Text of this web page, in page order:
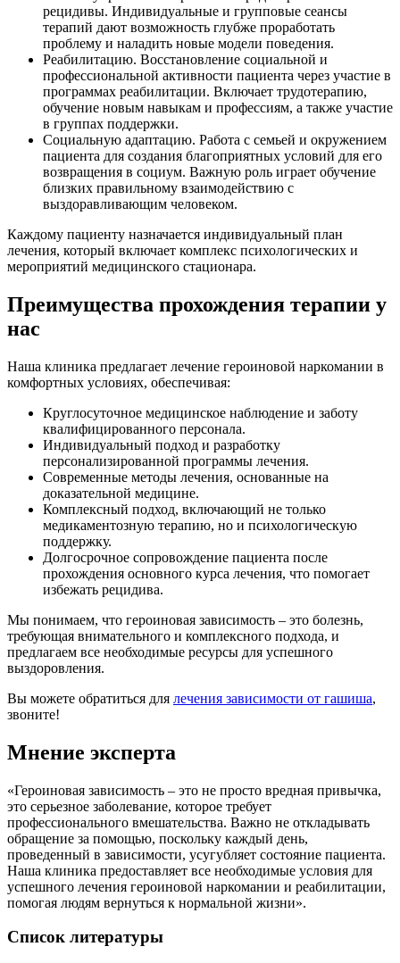
рецидивы. Индивидуальные и групповые сеансы
терапий дают возможность глубже проработать
проблему и наладить новые модели поведения.
Реабилитацию. Восстановление социальной и
профессиональной активности пациента через участие в
программах реабилитации. Включает трудотерапию,
обучение новым навыкам и профессиям, а также участие
в группах поддержки.
Социальную адаптацию. Работа с семьей и окружением
пациента для создания благоприятных условий для его
возвращения в социум. Важную роль играет обучение
близких правильному взаимодействию с
выздоравливающим человеком.
Каждому пациенту назначается индивидуальный план
лечения, который включает комплекс психологических и
мероприятий медицинского стационара.
Преимущества прохождения терапии у
нас
Наша клиника предлагает лечение героиновой наркомании в
комфортных условиях, обеспечивая:
Круглосуточное медицинское наблюдение и заботу
квалифицированного персонала.
Индивидуальный подход и разработку
персонализированной программы лечения.
Современные методы лечения, основанные на
доказательной медицине.
Комплексный подход, включающий не только
медикаментозную терапию, но и психологическую
поддержку.
Долгосрочное сопровождение пациента после
прохождения основного курса лечения, что помогает
избежать рецидива.
Мы понимаем, что героиновая зависимость – это болезнь,
требующая внимательного и комплексного подхода, и
предлагаем все необходимые ресурсы для успешного
выздоровления.
Вы можете обратиться для лечения зависимости от гашиша,
звоните!
Мнение эксперта
«Героиновая зависимость – это не просто вредная привычка,
это серьезное заболевание, которое требует
профессионального вмешательства. Важно не откладывать
обращение за помощью, поскольку каждый день,
проведенный в зависимости, усугубляет состояние пациента.
Наша клиника предоставляет все необходимые условия для
успешного лечения героиновой наркомании и реабилитации,
помогая людям вернуться к нормальной жизни».
Список литературы